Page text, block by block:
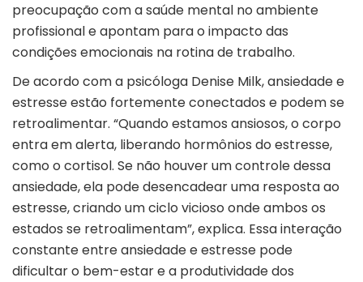
preocupação com a saúde mental no ambiente
profissional e apontam para o impacto das
condições emocionais na rotina de trabalho.
De acordo com a psicóloga Denise Milk, ansiedade e
estresse estão fortemente conectados e podem se
retroalimentar. “Quando estamos ansiosos, o corpo
entra em alerta, liberando hormônios do estresse,
como o cortisol. Se não houver um controle dessa
ansiedade, ela pode desencadear uma resposta ao
estresse, criando um ciclo vicioso onde ambos os
estados se retroalimentam”, explica. Essa interação
constante entre ansiedade e estresse pode
dificultar o bem-estar e a produtividade dos